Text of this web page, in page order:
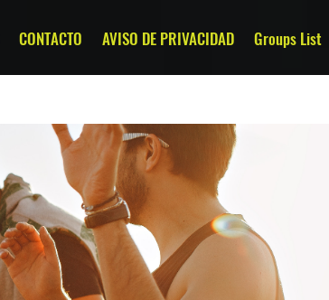
CONTACTO AVISO DE PRIVACIDAD Groups List